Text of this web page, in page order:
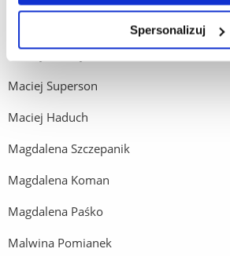
Spersonalizuj
Maciej Skwaryło
Maciej Superson
Maciej Haduch
Magdalena Szczepanik
Magdalena Koman
Magdalena Paśko
Malwina Pomianek